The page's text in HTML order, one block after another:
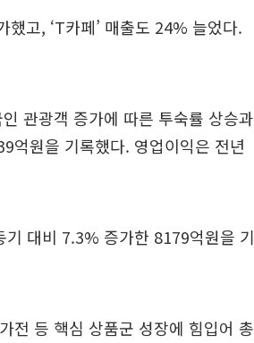
했고, ‘T카페’ 매출도 24% 늘었다.
관광객 증가에 따른 투숙률 상승과
억원을 기록했다. 영업이익은 전년
대비 7.3% 증가한 8179억원을 기
전 등 핵심 상품군 성장에 힘입어 총